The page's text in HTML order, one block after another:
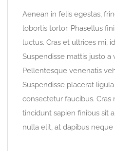
Aenean in felis egestas,
lobortis tortor. Phasellus
luctus. Cras et ultrices mi,
Suspendisse mattis justo a
Pellentesque venenatis
Suspendisse placerat
consectetur faucibus.
tincidunt sapien finibus sit
nulla elit, at dapibus neque